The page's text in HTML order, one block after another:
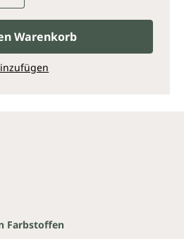
Warenkorb
Farbstoffen